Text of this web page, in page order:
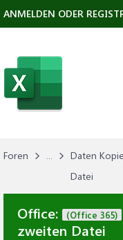
Foren ...
Daten
Datei
Office: (Office 365)
zweiten Datei
ANMELDEN ODER